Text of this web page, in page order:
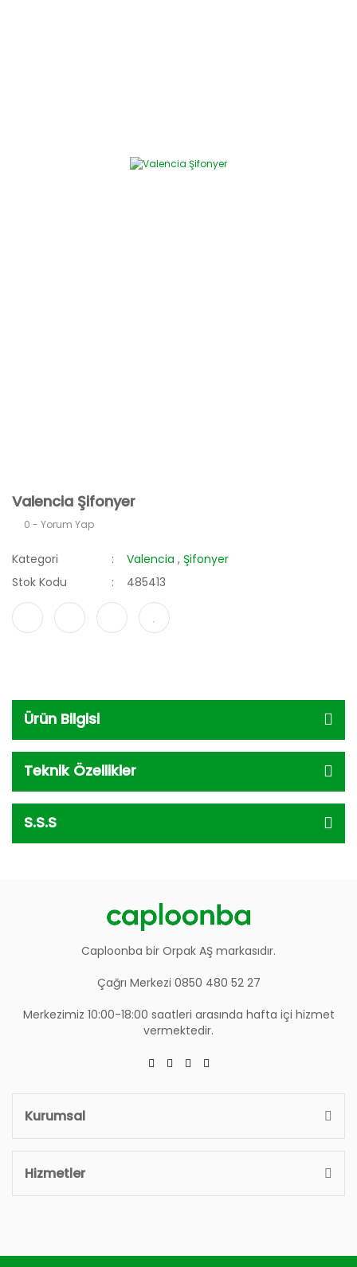
Valencia Şifonyer
0 - Yorum Yap
Kategori Valencia , Şifonyer
Stok Kodu
485413
Ürün Bilgisi
Teknik Özellikler
S.S.S
Caploonba bir Orpak AŞ markasıdır.
Çağrı Merkezi 0850 480 52 27
Merkezimiz 10:00-18:00 saatleri arasında hafta içi hizmet
vermektedir.
Kurumsal
Hizmetler